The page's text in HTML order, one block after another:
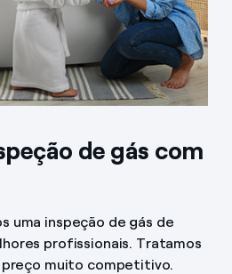
de gás com
uma inspeção de gás de
profissionais. Tratamos
preço muito competitivo.